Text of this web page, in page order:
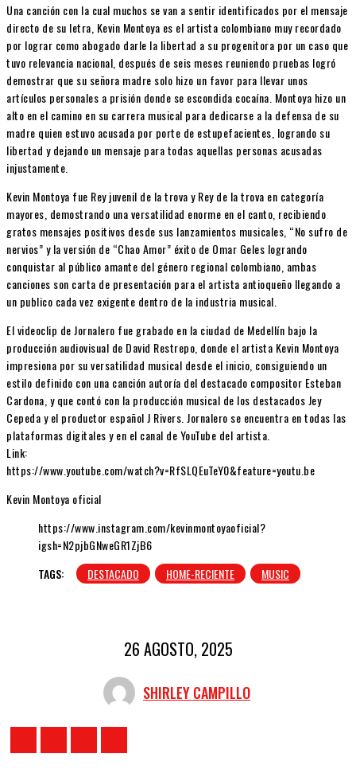
Una canción con la cual muchos se van a sentir identificados por el mensaje
directo de su letra, Kevin Montoya es el artista colombiano muy recordado
por lograr como abogado darle la libertad a su progenitora por un caso que
tuvo relevancia nacional, después de seis meses reuniendo pruebas logró
demostrar que su señora madre solo hizo un favor para llevar unos
artículos personales a prisión donde se escondida cocaína. Montoya hizo un
alto en el camino en su carrera musical para dedicarse a la defensa de su
madre quien estuvo acusada por porte de estupefacientes, logrando su
libertad y dejando un mensaje para todas aquellas personas acusadas
injustamente.
Kevin Montoya fue Rey juvenil de la trova y Rey de la trova en categoría
mayores, demostrando una versatilidad enorme en el canto, recibiendo
gratos mensajes positivos desde sus lanzamientos musicales, “No sufro de
nervios” y la versión de “Chao Amor” éxito de Omar Geles logrando
conquistar al público amante del género regional colombiano, ambas
canciones son carta de presentación para el artista antioqueño llegando a
un publico cada vez exigente dentro de la industria musical.
El videoclip de Jornalero fue grabado en la ciudad de Medellín bajo la
producción audiovisual de David Restrepo, donde el artista Kevin Montoya
impresiona por su versatilidad musical desde el inicio, consiguiendo un
estilo definido con una canción autoría del destacado compositor Esteban
Cardona, y que contó con la producción musical de los destacados Jey
Cepeda y el productor español J Rivers. Jornalero se encuentra en todas las
plataformas digitales y en el canal de YouTube del artista.
Link:
https://www.youtube.com/watch?v=RfSLQEuTeY0&feature=youtu.be
Kevin Montoya oficial
https://www.instagram.com/kevinmontoyaoficial?
igsh=N2pjbGNweGR1ZjB6
TAGS:
DESTACADO HOME-RECIENTE MUSIC
26 AGOSTO, 2025
SHIRLEY CAMPILLO